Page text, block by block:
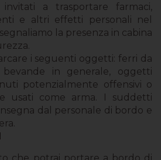
a trasportare farmaci,
e altri effetti personali nel
la presenza in cabina
i seguenti oggetti: ferri da
bevande in generale, oggetti
potenzialmente offensivi o
usati come arma. I suddetti
dal personale di bordo e